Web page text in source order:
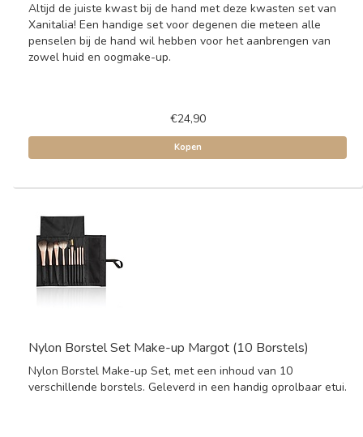
Altijd de juiste kwast bij de hand met deze kwasten set van
Xanitalia! Een handige set voor degenen die meteen alle
penselen bij de hand wil hebben voor het aanbrengen van
zowel huid en oogmake-up.
€24,90
Kopen
Nylon Borstel Set Make-up Margot (10 Borstels)
Nylon Borstel Make-up Set, met een inhoud van 10
verschillende borstels. Geleverd in een handig oprolbaar etui.